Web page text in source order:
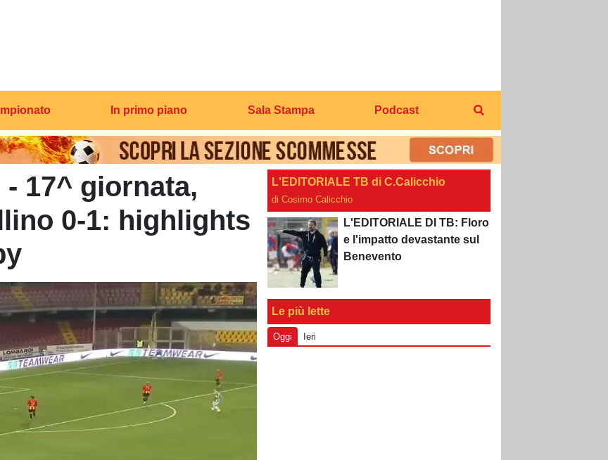
In primo piano Sala Stampa Podcast
17^ giornata,
0-1: highlights
L'EDITORIALE TB di C.Calicchio
di Cosimo Calicchio
L'EDITORIALE DI TB: Floro
e l'impatto devastante sul
Benevento
Le più lette
Oggi Ieri